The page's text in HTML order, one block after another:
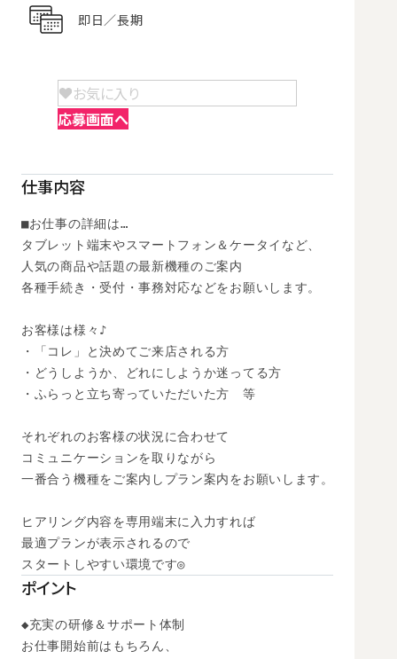
即日／長期
お気に入り
応募画面へ
仕事内容
■お仕事の詳細は…
タブレット端末やスマートフォン＆ケータイなど、
人気の商品や話題の最新機種のご案内
各種手続き・受付・事務対応などをお願いします。
お客様は様々♪
・「コレ」と決めてご来店される方
・どうしようか、どれにしようか迷ってる方
・ふらっと立ち寄っていただいた方　等
それぞれのお客様の状況に合わせて
コミュニケーションを取りながら
一番合う機種をご案内しプラン案内をお願いします。
ヒアリング内容を専用端末に入力すれば
最適プランが表示されるので
スタートしやすい環境です◎
ポイント
◆充実の研修＆サポート体制
お仕事開始前はもちろん、